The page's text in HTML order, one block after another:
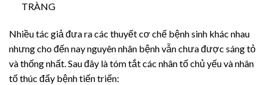
TRÀNG
Nhiều tác giả đưa ra các thuyết cơ chế bệnh sinh khác nhau
nhưng cho đến nay nguyên nhân bệnh vẫn chưa được sáng tỏ
và thống nhất. Sau đây là tóm tắt các nhân tố chủ yếu và nhân
tố thúc đẩy bệnh tiến triển: